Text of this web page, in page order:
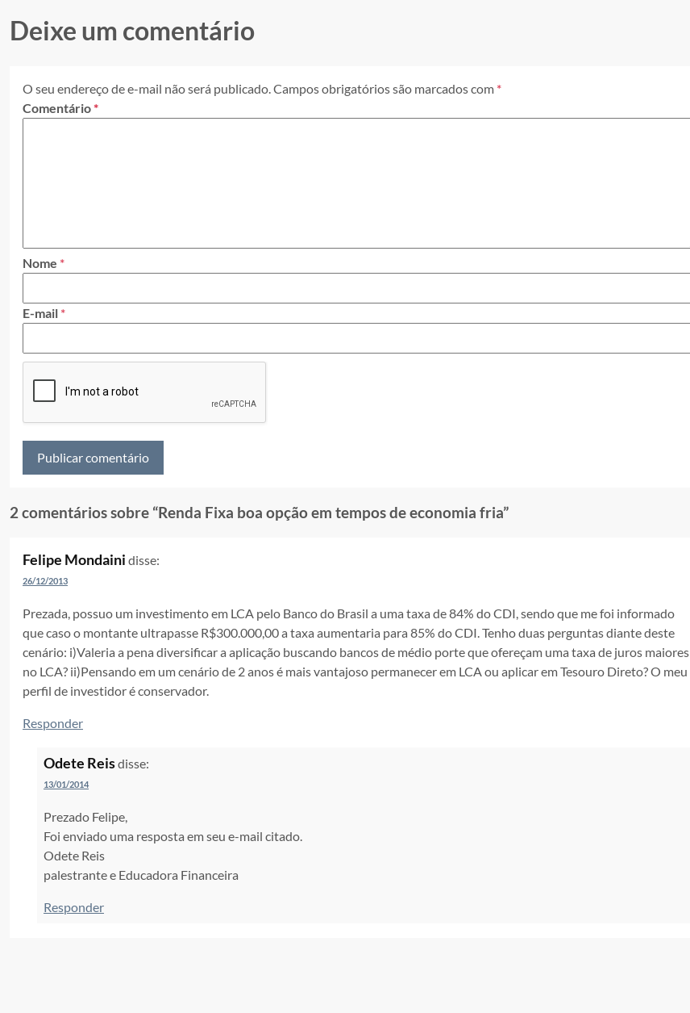
Deixe um comentário
O seu endereço de e-mail não será publicado. Campos obrigatórios são marcados com *
Comentário*
Nome *
E-mail *
2 comentários sobre “Renda Fixa boa opção em tempos de economia fria”
Felipe Mondaini disse:
26/12/2013
Prezada, possuo um investimento em LCA pelo Banco do Brasil a uma taxa de 84% do CDI, sendo que me foi informado
que caso o montante ultrapasse R$300.000,00 a taxa aumentaria para 85% do CDI. Tenho duas perguntas diante deste
cenário: i)Valeria a pena diversificar a aplicação buscando bancos de médio porte que ofereçam uma taxa de juros maiores
no LCA? ii)Pensando em um cenário de 2 anos é mais vantajoso permanecer em LCA ou aplicar em Tesouro Direto? O meu
perfil de investidor é conservador.
Responder
Odete Reisdisse:
13/01/2014
Prezado Felipe,
Foi enviado uma resposta em seu e-mail citado.
Odete Reis
palestrante e Educadora Financeira
Responder